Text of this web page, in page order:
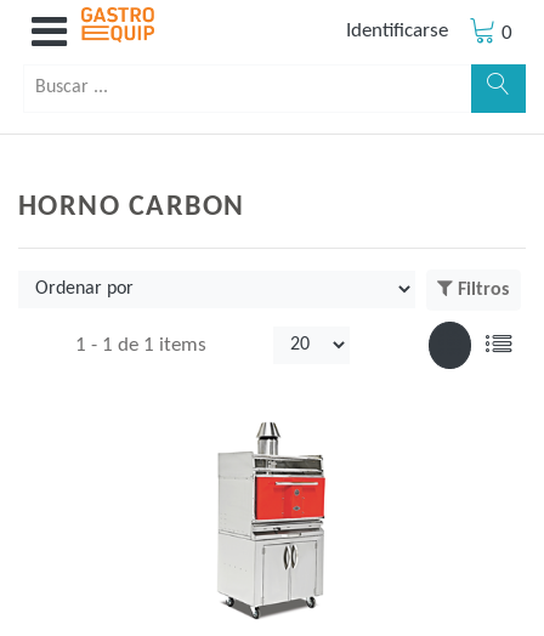
Identificarse 0
HORNO CARBON
Filtros
1 - 1de 1 items